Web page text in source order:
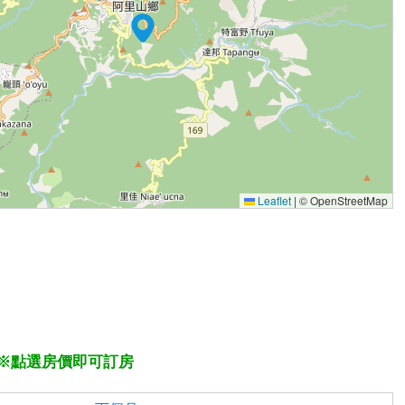
Leaflet | © OpenStreetMap
點選房價即可訂房